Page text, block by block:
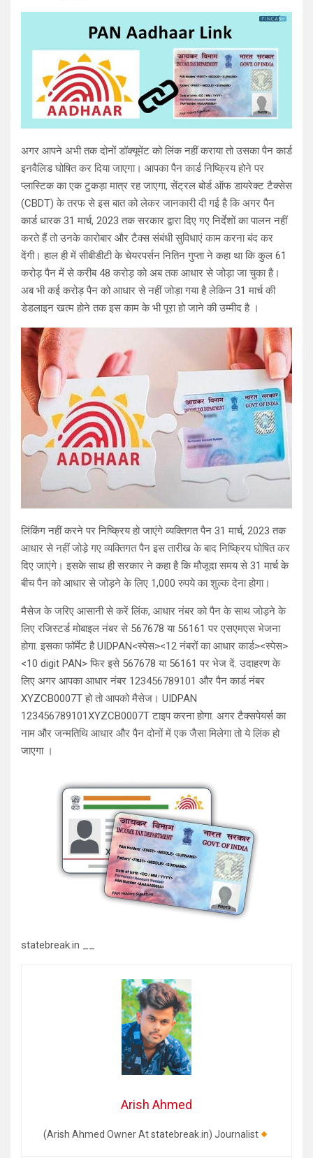
अगर आपने अभी तक दोनों डॉक्यूमेंट को लिंक नहीं कराया तो उसका पैन कार्ड
इनवैलिड घोषित कर दिया जाएगा। आपका पैन कार्ड निष्क्रिय होने पर
प्लास्टिक का एक टुकड़ा मात्र रह जाएगा, सेंट्रल बोर्ड ऑफ डायरेक्ट टैक्सेस
(CBDT) के तरफ से इस बात को लेकर जानकारी दी गई है कि अगर पैन
कार्ड धारक 31 मार्च, 2023 तक सरकार द्वारा दिए गए निर्देशों का पालन नहीं
करते हैं तो उनके कारोबार और टैक्स संबंधी सुविधाएं काम करना बंद कर
देंगी। हाल ही में सीबीडीटी के चेयरपर्सन नितिन गुप्ता ने कहा था कि कुल 61
करोड़ पैन में से करीब 48 करोड़ को अब तक आधार से जोड़ा जा चुका है।
अब भी कई करोड़ पैन को आधार से नहीं जोड़ा गया है लेकिन 31 मार्च की
डेडलाइन खत्म होने तक इस काम के भी पूरा हो जाने की उम्मीद है ।
लिंकिंग नहीं करने पर निष्क्रिय हो जाएंगे व्यक्तिगत पैन 31 मार्च, 2023 तक
आधार से नहीं जोड़े गए व्यक्तिगत पैन इस तारीख के बाद निष्क्रिय घोषित कर
दिए जाएंगे। इसके साथ ही सरकार ने कहा है कि मौजूदा समय से 31 मार्च के
बीच पैन को आधार से जोड़ने के लिए 1,000 रुपये का शुल्क देना होगा।
मैसेज के जरिए आसानी से करें लिंक, आधार नंबर को पैन के साथ जोड़ने के
लिए रजिस्टर्ड मोबाइल नंबर से 567678 या 56161 पर एसएमएस भेजना
होगा. इसका फॉर्मेट है UIDPAN<स्पेस><12 नंबरों का आधार कार्ड><स्पेस>
<10 digit PAN> फिर इसे 567678 या 56161 पर भेज दें. उदाहरण के
लिए अगर आपका आधार नंबर 123456789101 और पैन कार्ड नंबर
XYZCB0007T हो तो आपको मैसेज। UIDPAN
123456789101XYZCB0007T टाइप करना होगा. अगर टैक्सपेयर्स का
नाम और जन्मतिथि आधार और पैन दोनों में एक जैसा मिलेगा तो ये लिंक हो
जाएगा ।
statebreak.in __
Arish Ahmed
(Arish Ahmed Owner At statebreak.in) Journalist